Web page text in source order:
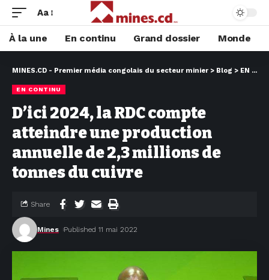
Aa
À la une En continu Grand dossier Monde
MINES.CD - Premier média congolais du secteur minier > Blog > EN CONTINU
EN CONTINU
D’ici 2024, la RDC compte
atteindre une production
annuelle de 2,3 millions de
tonnes du cuivre
Mines Published 11 mai 2022
Share